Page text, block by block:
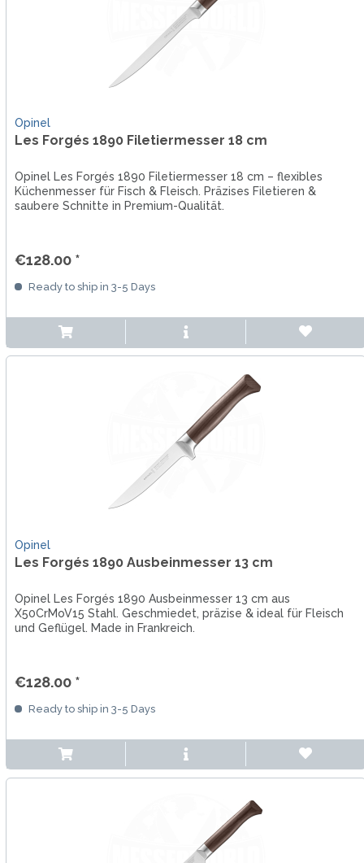
Opinel
Les Forgés 1890 Filetiermesser 18 cm
Opinel Les Forgés 1890 Filetiermesser 18 cm – flexibles
Küchenmesser für Fisch & Fleisch. Präzises Filetieren &
saubere Schnitte in Premium-Qualität.
€128.00 *
Ready to ship in 3-5 Days
Opinel
Les Forgés 1890 Ausbeinmesser 13 cm
Opinel Les Forgés 1890 Ausbeinmesser 13 cm aus
X50CrMoV15 Stahl. Geschmiedet, präzise & ideal für Fleisch
und Geflügel. Made in Frankreich.
€128.00 *
Ready to ship in 3-5 Days